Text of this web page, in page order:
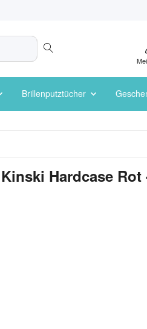
Brillenputztücher
Hardcase Rot